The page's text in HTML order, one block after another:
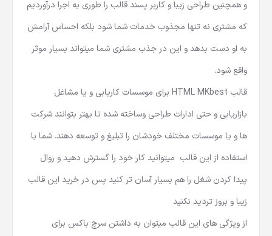
و همچنین طراحی زیبا و کاربر پسند قالب را طوری به اجرا درآوردیم
که مشتری نه تنها مجذوب خدمات شما شود بلکه احساس آرامش
به او دست بدهد و این در جذب مشتری شما میتواند بسیار موثر
واقع شود.
قالب HTML MKbest برای موسسات کاریابی و یا مشاغل
بازاریابی و حتی ادارات طراحی وساخته شده تا بهتر بتوانند شرکت
ها و یا موسسات مختلف خودشان را تبلیغ و توسعه دهند. شما با
استفاده از این قالب میتوانید کار خود را گسترش دهید و روال
پیدا کردن شغل را هم بسیار آسان تر کنید پس در خرید این قالب
زیبا و بروز تردید نکنید
از ویژگی های این قالب میتوان به داشتن سرچ باکس برای